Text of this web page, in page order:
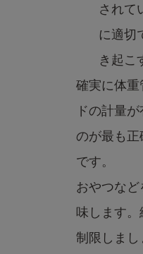
されて
に適切
き起こ
確実に体
ドの計量
のが最も
です。
おやつな
味します
制限しまし